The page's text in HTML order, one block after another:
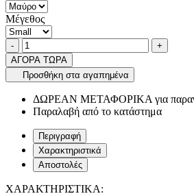
Μέγεθος
Ποσότητα
-product.increase.quantity +
ΑΓΟΡΑ ΤΩΡΑ
Προσθήκη στα αγαπημένα
ΔΩΡΕΑΝ ΜΕΤΑΦΟΡΙΚΑ για
Παραλαβή από το κατάστημα
Περιγραφή
Χαρακτηριστικά
Αποστολές
ΧΑΡΑΚΤΗΡΙΣΤΙΚΑ: